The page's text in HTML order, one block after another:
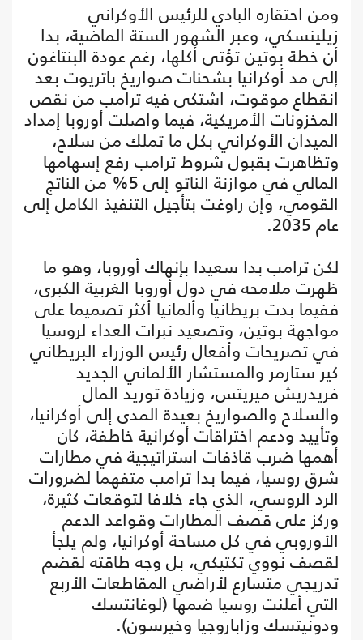
ومن احتقاره البادي للرئيس الأوكراني
زيلينسكي، وعبر الشهور الستة الماضية، بدا
أن خطة بوتين تؤتى أكلها، رغم عودة البنتاغون
إلى مد أوكرانيا بشحنات صواريخ باتريوت بعد
انقطاع موقوت، اشتكى فيه ترامب من نقص
المخزونات الأمريكية، فيما واصلت أوروبا إمداد
الميدان الأوكراني بكل ما تملك من سلاح،
وتظاهرت بقبول شروط ترامب رفع إسهامها
المالي في موازنة الناتو إلى 5% من الناتج
القومي، وإن راوغت بتأجيل التنفيذ الكامل إلى
عام 2035.
لكن ترامب بدا سعيدا بإنهاك أوروبا، وهو ما
ظهرت ملامحه في دول أوروبا الغربية الكبرى،
ففيما بدت بريطانيا وألمانيا أكثر تصميما على
مواجهة بوتين، وتصعيد نبرات العداء لروسيا
في تصريحات وأفعال رئيس الوزراء البريطاني
كير ستارمر والمستشار الألماني الجديد
فريدريش ميريتس، وزيادة توريد المال
والسلاح والصواريخ بعيدة المدى إلى أوكرانيا،
وتأييد ودعم اختراقات أوكرانية خاطفة، كان
أهمها ضرب قاذفات استراتيجية في مطارات
شرق روسيا، فيما بدا ترامب متفهما لضرورات
الرد الروسي، الذي جاء خلافا لتوقعات كثيرة،
وركز على قصف المطارات وقواعد الدعم
الأوروبي في كل مساحة أوكرانيا، ولم يلجأ
لقصف نووي تكتيكي، بل وجه طاقته لقضم
تدريجي متسارع لأراضي المقاطعات الأربع
التي أعلنت روسيا ضمها (لوغانتسك
ودونيتسك وزاباروجيا وخيرسون).